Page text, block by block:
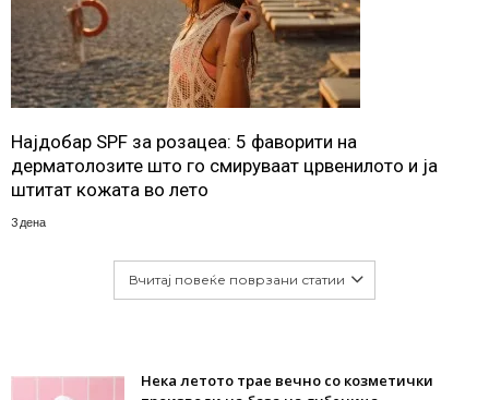
Најдобар SPF за розацеа: 5 фаворити на
дерматолозите што го смируваат црвенилото и ја
штитат кожата во лето
3 дена
Вчитај повеќе поврзани статии
Нека летото трае вечно со козметички